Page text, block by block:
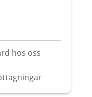
hos oss